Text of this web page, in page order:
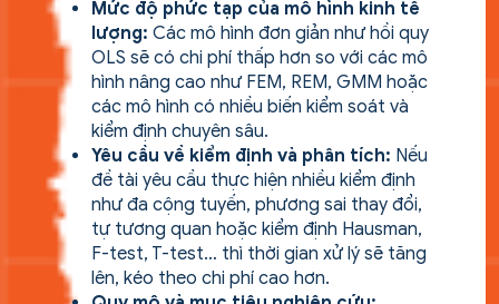
Mức độ phức tạp của mô hình kinh tế
lượng: Các mô hình đơn giản như hồi quy
OLS sẽ có chi phí thấp hơn so với các mô
hình nâng cao như FEM, REM, GMM hoặc
các mô hình có nhiều biến kiểm soát và
kiểm định chuyên sâu.
Yêu cầu về kiểm định và phân tích: Nếu
đề tài yêu cầu thực hiện nhiều kiểm định
như đa cộng tuyến, phương sai thay đổi,
tự tương quan hoặc kiểm định Hausman,
F-test, T-test… thì thời gian xử lý sẽ tăng
lên, kéo theo chi phí cao hơn.